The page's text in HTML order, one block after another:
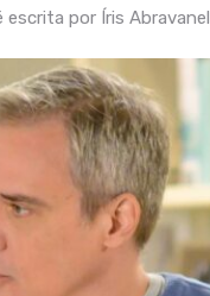
escrita por Íris Abravanel